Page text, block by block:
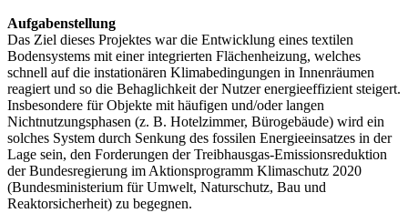
Aufgabenstellung
Das Ziel dieses Projektes war die Entwicklung eines textilen
Bodensystems mit einer integrierten Flächenheizung, welches
schnell auf die instationären Klimabedingungen in Innenräumen
reagiert und so die Behaglichkeit der Nutzer energieeffizient steigert.
Insbesondere für Objekte mit häufigen und/oder langen
Nichtnutzungsphasen (z. B. Hotelzimmer, Bürogebäude) wird ein
solches System durch Senkung des fossilen Energieeinsatzes in der
Lage sein, den Forderungen der Treibhausgas-Emissionsreduktion
der Bundesregierung im Aktionsprogramm Klimaschutz 2020
(Bundesministerium für Umwelt, Naturschutz, Bau und
Reaktorsicherheit) zu begegnen.